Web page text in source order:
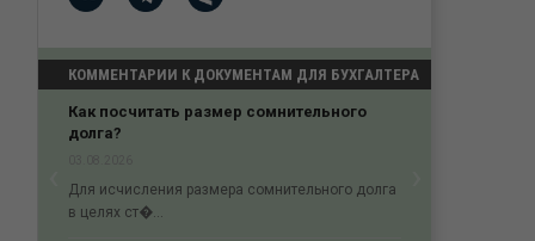
КОММЕНТАРИИ К ДОКУМЕНТАМ ДЛЯ БУХГАЛТЕРА
Как посчитать размер сомнительного
долга?
Для исчисления размера сомнительного долга
в целях ст�...
Previous